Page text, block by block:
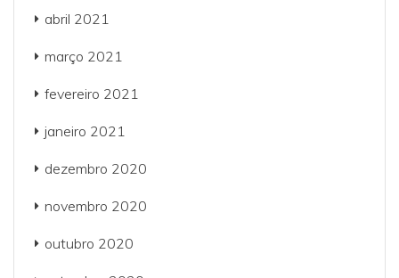
abril 2021
março 2021
fevereiro 2021
janeiro 2021
dezembro 2020
novembro 2020
outubro 2020